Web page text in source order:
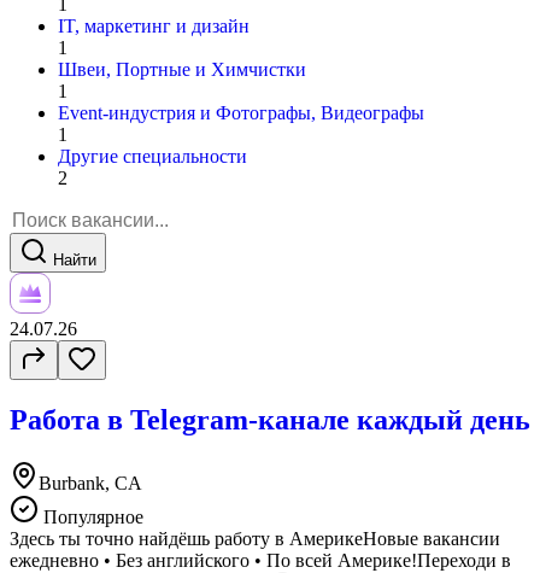
IT, маркетинг и дизайн
1
Швеи, Портные и Химчистки
1
Event-индустрия и Фотографы, Видеографы
1
Другие специальности
2
Найти
24.07.26
Работа в Telegram-канале каждый день
Burbank, CA
Популярное
Здесь ты точно найдёшь работу в АмерикеНовые вакансии
ежедневно • Без английского • По всей Америке!Переходи в